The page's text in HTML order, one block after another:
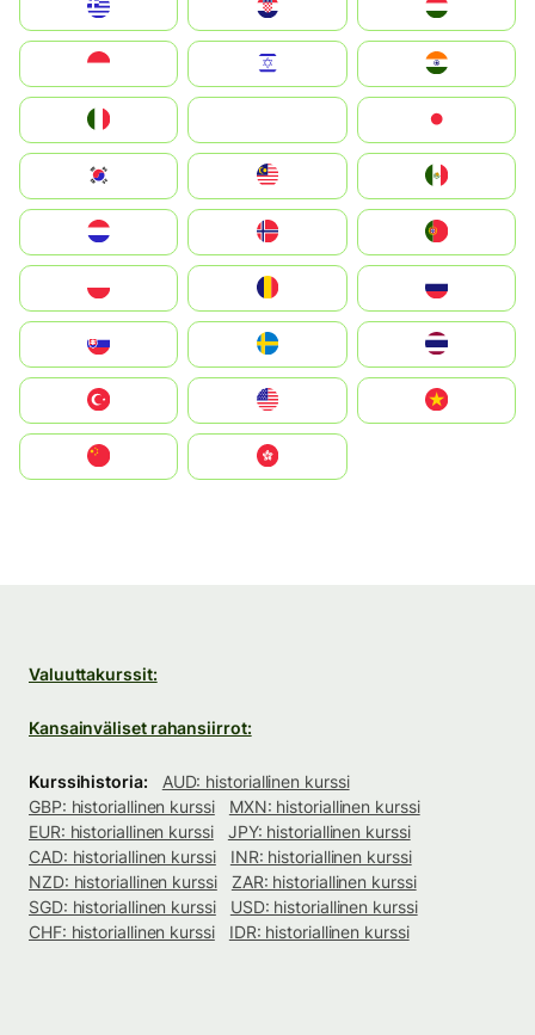
Magyarország
South Korea
United States
中國香港特別行政區
Valuuttakurssit:
Kansainväliset rahansiirrot:
Kurssihistoria:
AUD: historiallinen kurssi
GBP: historiallinen kurssi
MXN: historiallinen kurssi
EUR: historiallinen kurssi
JPY: historiallinen kurssi
CAD: historiallinen kurssi
INR: historiallinen kurssi
NZD: historiallinen kurssi
ZAR: historiallinen kurssi
SGD: historiallinen kurssi
USD: historiallinen kurssi
CHF: historiallinen kurssi
IDR: historiallinen kurssi